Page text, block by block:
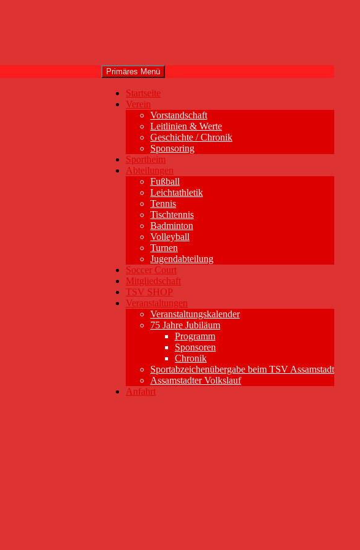
Primäres Menü
Startseite
Verein
Vorstandschaft
Leitlinien & Werte
Geschichte / Chronik
Sponsoring
Sportheim
Abteilungen
Fußball
Leichtathletik
Tennis
Tischtennis
Badminton
Volleyball
Turnen
Jugendabteilung
Soccer Court
Mitgliedschaft
TSV SHOP
Veranstaltungen
Veranstaltungskalender
75 Jahre Jubiläum
Programm
Sponsoren
Chronik
Sportabzeichenübergabe beim TSV Assamstadt
Assamstadter Volkslauf
Anfahrt